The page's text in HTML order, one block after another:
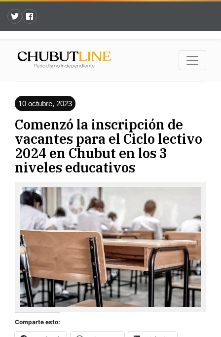
10 octubre, 2023
Comenzó la inscripción de
vacantes para el Ciclo lectivo
2024 en Chubut en los 3
niveles educativos
Comparte esto: